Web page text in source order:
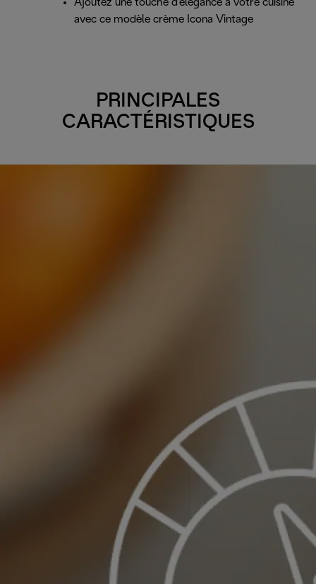
Ajoutez une touche d'élégance à votre cuisine
avec ce modèle crème Icona Vintage
PRINCIPALES
CARACTÉRISTIQUES